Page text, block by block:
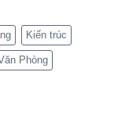
Kiến trúc
Phòng